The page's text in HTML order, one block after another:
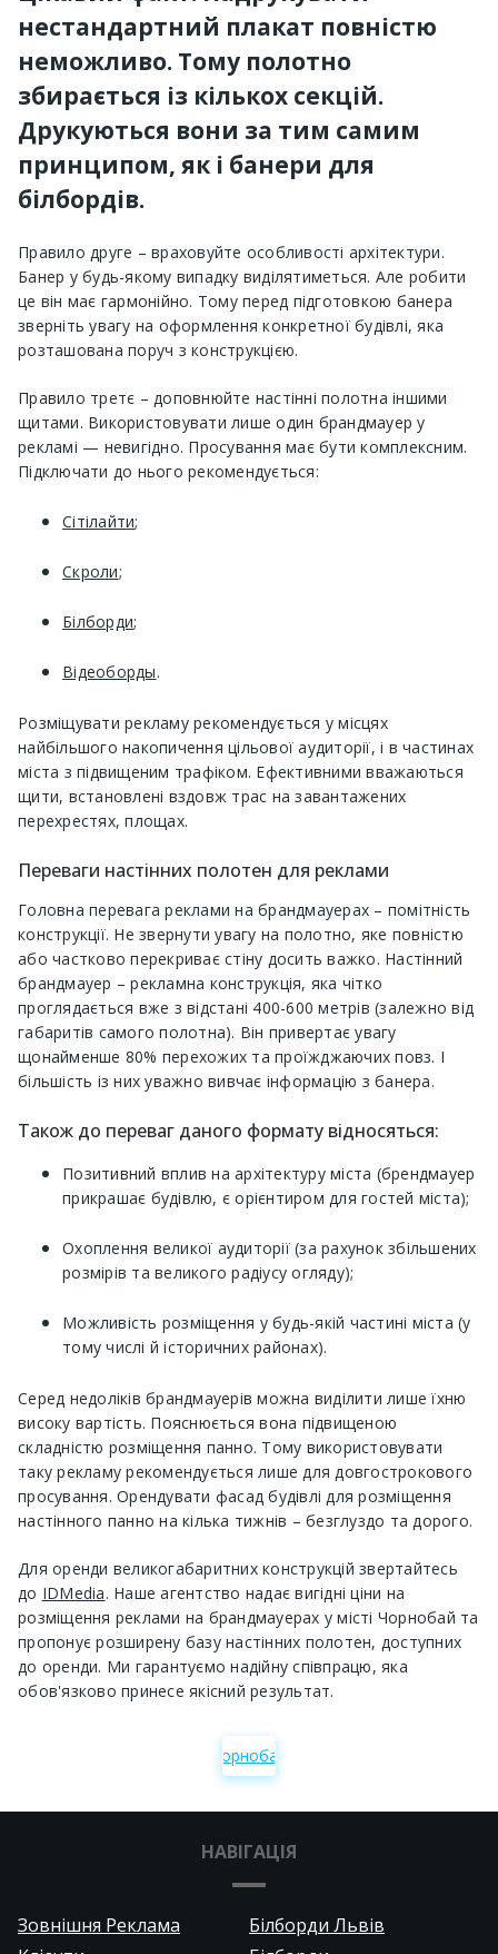
нестандартний плакат повністю
неможливо. Тому полотно
збирається із кількох секцій.
Друкуються вони за тим самим
принципом, як і банери для
білбордів.
Правило друге – враховуйте особливості архітектури.
Банер у будь-якому випадку виділятиметься. Але робити
це він має гармонійно. Тому перед підготовкою банера
зверніть увагу на оформлення конкретної будівлі, яка
розташована поруч з конструкцією.
Правило третє – доповнюйте настінні полотна іншими
щитами. Використовувати лише один брандмауер у
рекламі — невигідно. Просування має бути комплексним.
Підключати до нього рекомендується:
Сітілайти;
Скроли;
Білборди;
Відеоборды.
Розміщувати рекламу рекомендується у місцях
найбільшого накопичення цільової аудиторії, і в частинах
міста з підвищеним трафіком. Ефективними вважаються
щити, встановлені вздовж трас на завантажених
перехрестях, площах.
Переваги настінних полотен для реклами
Головна перевага реклами на брандмауерах – помітність
конструкції. Не звернути увагу на полотно, яке повністю
або частково перекриває стіну досить важко. Настінний
брандмауер – рекламна конструкція, яка чітко
проглядається вже з відстані 400-600 метрів (залежно від
габаритів самого полотна). Він привертає увагу
щонайменше 80% перехожих та проїжджаючих повз. І
більшість із них уважно вивчає інформацію з банера.
Також до переваг даного формату відносяться:
Позитивний вплив на архітектуру міста (брендмауер
прикрашає будівлю, є орієнтиром для гостей міста);
Охоплення великої аудиторії (за рахунок збільшених
розмірів та великого радіусу огляду);
Можливість розміщення у будь-якій частині міста (у
тому числі й історичних районах).
Серед недоліків брандмауерів можна виділити лише їхню
високу вартість. Пояснюється вона підвищеною
складністю розміщення панно. Тому використовувати
таку рекламу рекомендується лише для довгострокового
просування. Орендувати фасад будівлі для розміщення
настінного панно на кілька тижнів – безглуздо та дорого.
Для оренди великогабаритних конструкцій звертайтесь
до IDMedia. Наше агентство надає вигідні ціни на
розміщення реклами на брандмауерах у місті Чорнобай та
пропонує розширену базу настінних полотен, доступних
до оренди. Ми гарантуємо надійну співпрацю, яка
обов'язково принесе якісний результат.
Чорнобай
НАВІГАЦІЯ
Зовнішня Реклама
Білборди Львів